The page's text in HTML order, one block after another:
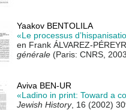
Yaakov BENTOLILA
«Le processus
en Frank ÁLVAREZ-
générale (Paris: CNRS,
Aviva BEN-UR
«Ladino in print: Toward a
Jewish History, 16 (2002)